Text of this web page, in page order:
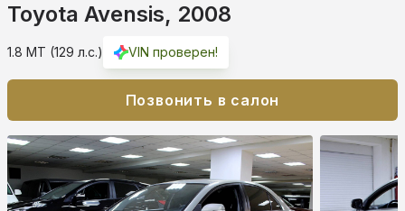
Toyota Avensis, 2008
1.8 MT (129 л.с.) VIN проверен!
Позвонить в салон